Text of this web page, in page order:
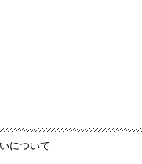
について